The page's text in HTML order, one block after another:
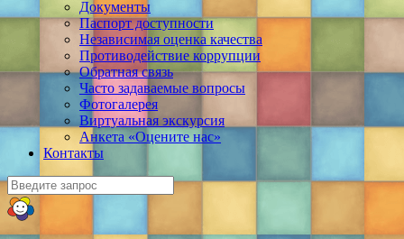
Документы
Паспорт доступности
Независимая оценка качества
Противодействие коррупции
Обратная связь
Часто задаваемые вопросы
Фотогалерея
Виртуальная экскурсия
Анкета «Оцените нас»
Контакты